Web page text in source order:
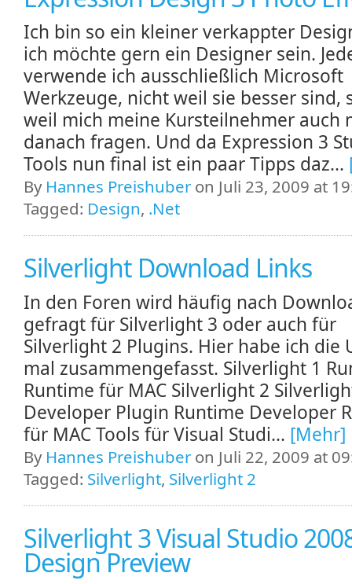
Ich bin so ein kleiner verkappter
ich möchte gern ein Designer sein.
verwende ich ausschließlich Microsoft
Werkzeuge, nicht weil sie besser sind,
weil mich meine Kursteilnehmer auch
danach fragen. Und da Expression 3
Tools nun final ist ein paar Tipps daz...
By Hannes Preishuber on Juli 23, 2009 at
Tagged: Design, .Net
Silverlight Download Links
In den Foren wird häufig nach
gefragt für Silverlight 3 oder auch für
Silverlight 2 Plugins. Hier habe ich die
mal zusammengefasst. Silverlight 1
Runtime für MAC Silverlight 2
Developer Plugin Runtime Developer
für MAC Tools für Visual Studi... [Mehr]
By Hannes Preishuber on Juli 22, 2009 at
Tagged: Silverlight, Silverlight 2
Silverlight 3 Visual Studio
Design Preview